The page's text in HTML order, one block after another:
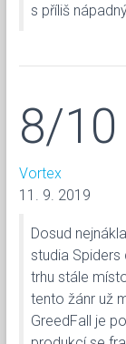
s příliš
8/10
Vortex
11. 9. 2019
Dosud
studia Spiders
trhu stále
tento žánr už
GreedFall je